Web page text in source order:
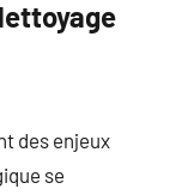
des enjeux
se